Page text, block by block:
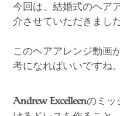
今回は、結婚式のヘア
介させていただきまし
このヘアアレンジ動画
考になればいいですね。
Andrew Excelleenのミッ